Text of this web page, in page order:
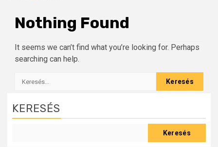
Nothing Found
It seems we can’t find what you’re looking for. Perhaps
searching can help.
Keresés:
KERESÉS
Keresés